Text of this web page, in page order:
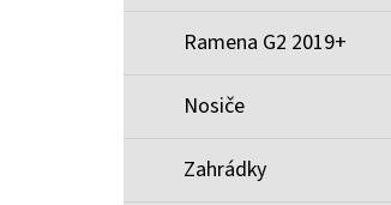
Ramena G2 2019+
Nosiče
Zahrádky